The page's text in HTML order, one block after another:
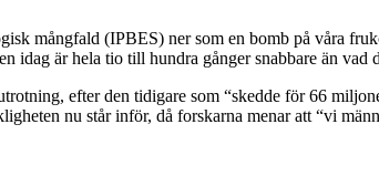
mångfald (IPBES) ner som en bomb på våra
idag är hela tio till hundra gånger snabbare än
efter den tidigare som “skedde för 66
nu står inför, då forskarna menar att “vi